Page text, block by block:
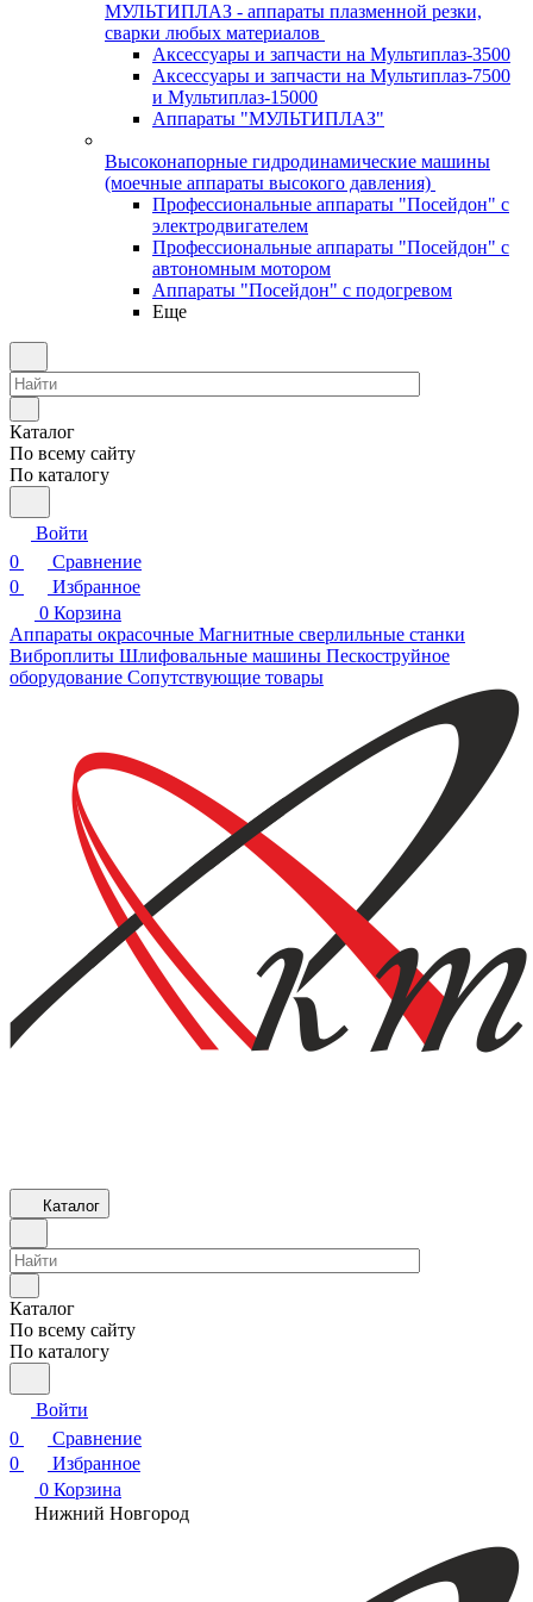
МУЛЬТИПЛАЗ - аппараты плазменной резки,
сварки любых материалов
Аксессуары и запчасти на Мультиплаз-3500
Аксессуары и запчасти на Мультиплаз-7500
и Мультиплаз-15000
Аппараты "МУЛЬТИПЛАЗ"
Высоконапорные гидродинамические машины
(моечные аппараты высокого давления)
Профессиональные аппараты "Посейдон" с
электродвигателем
Профессиональные аппараты "Посейдон" с
автономным мотором
Аппараты "Посейдон" с подогревом
Еще
Каталог
По всему сайту
По каталогу
Войти
0
Сравнение
0
Избранное
0 Корзина
Аппараты окрасочные Магнитные сверлильные станки
Виброплиты Шлифовальные машины Пескоструйное
оборудование Сопутствующие товары
Каталог
Каталог
По всему сайту
По каталогу
Войти
0
Сравнение
0
Избранное
0 Корзина
Нижний Новгород